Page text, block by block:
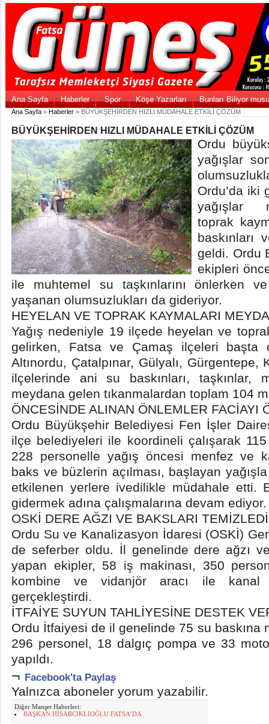
Ana Sayfa Haberler Spor Köşe Yazarları Bunları Biliyor
Ana Sayfa » Haberler » BÜYÜKŞEHİRDEN HIZLI MÜDAHALE ETKİLİ ÇÖZÜM
BÜYÜKŞEHİRDEN HIZLI MÜDAHALE ETKİLİ ÇÖZÜM
Ordu
yağışlar
Ordu’da iki
yağışlar
toprak
baskınları
geldi. Ordu
ekipleri
ile muhtemel su taşkınlarını önlerken
yaşanan olumsuzlukları da gideriyor.
HEYELAN VE TOPRAK KAYMALARI
Yağış nedeniyle 19 ilçede heyelan ve
gelirken, Fatsa ve Çamaş ilçeleri başta
Altınordu, Çatalpınar, Gülyalı,
ilçelerinde ani su baskınları, taşkınlar,
meydana gelen tıkanmalardan toplam 104
ÖNCESİNDE ALINAN ÖNLEMLER FACİAYI
Ordu Büyükşehir Belediyesi Fen İşler
ilçe belediyeleri ile koordineli çalışarak
228 personelle yağış öncesi menfez ve
baks ve büzlerin açılması, başlayan
etkilenen yerlere ivedilikle müdahale etti.
gidermek adına çalışmalarına devam ediyor.
OSKİ DERE AĞZI VE BAKSLARI TEMİZLEDİ
Ordu Su ve Kanalizasyon İdaresi (OSKİ)
de seferber oldu. İl genelinde dere ağzı
yapan ekipler, 58 iş makinası, 350
kombine ve vidanjör aracı ile kanal
gerçekleştirdi.
İTFAİYE SUYUN TAHLİYESİNE DESTEK
Ordu İtfaiyesi de il genelinde 75 su baskına
296 personel, 18 dalgıç pompa ve 33
yapıldı.
¬ Facebook'ta Paylaş
Yalnızca aboneler yorum yazabilir.
Diğer Manşet Haberleri:
BAŞKAN HİSARCIKLIOĞLU FATSA’DA